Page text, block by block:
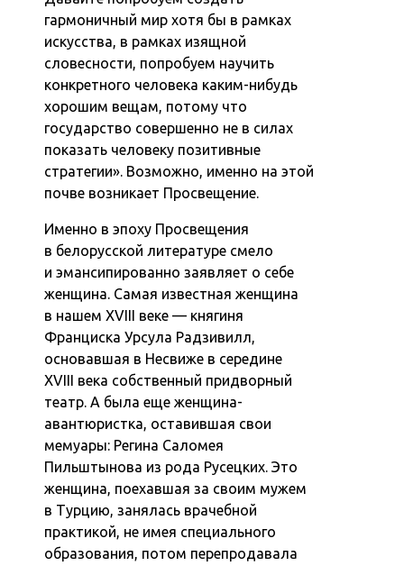
гармоничный мир хотя бы в рамках
искусства, в рамках изящной
словесности, попробуем научить
конкретного человека каким-нибудь
хорошим вещам, потому что
государство совершенно не в силах
показать человеку позитивные
стратегии». Возможно, именно на этой
почве возникает Просвещение.
Именно в эпоху Просвещения
в белорусской литературе смело
и эмансипированно заявляет о себе
женщина. Самая известная женщина
в нашем XVIII веке — княгиня
Франциска Урсула Радзивилл,
основавшая в Несвиже в середине
XVIII века собственный придворный
театр. А была еще женщина-
авантюристка, оставившая свои
мемуары: Регина Саломея
Пильштынова из рода Русецких. Это
женщина, поехавшая за своим мужем
в Турцию, занялась врачебной
практикой, не имея специального
образования, потом перепродавала